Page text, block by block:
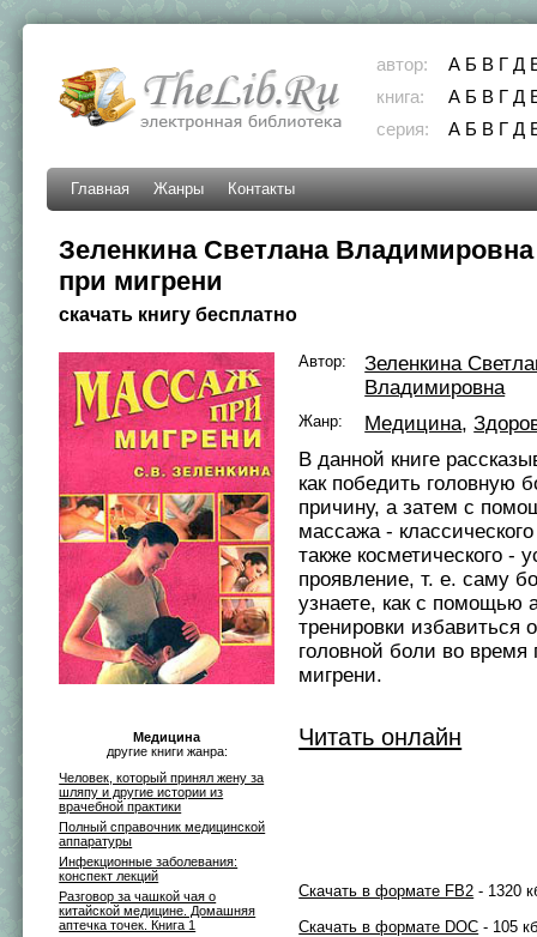
автор: А Б В Г Д
книга:
А Б В Г Д
серия:
А Б В Г Д
Главная Жанры Контакты
Зеленкина Светлана
при мигрени
скачать книгу бесплатно
Медицина
другие книги жанра:
Человек, который принял жену за
шляпу и другие истории из
врачебной практики
Полный справочник медицинской
аппаратуры
Инфекционные заболевания:
конспект лекций
Разговор за чашкой чая о
китайской медицине. Домашняя
аптечка точек. Книга 1
Автор:
Зеленкина
Владимировна
Жанр: Медицина,
В данной книге
как победить головную
причину, а затем с
массажа -
также косметического -
проявление, т. е. саму
узнаете, как с помощью
тренировки избавиться
головной боли во время
мигрени.
Читать онлайн
Скачать в формате FB2 - 1320
Скачать в формате DOC - 105